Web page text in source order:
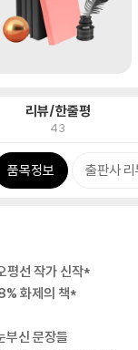
리뷰/한줄평
43
품목정보 출판사 리
평선 작가 신작*
화제의 책*
부신 문장들